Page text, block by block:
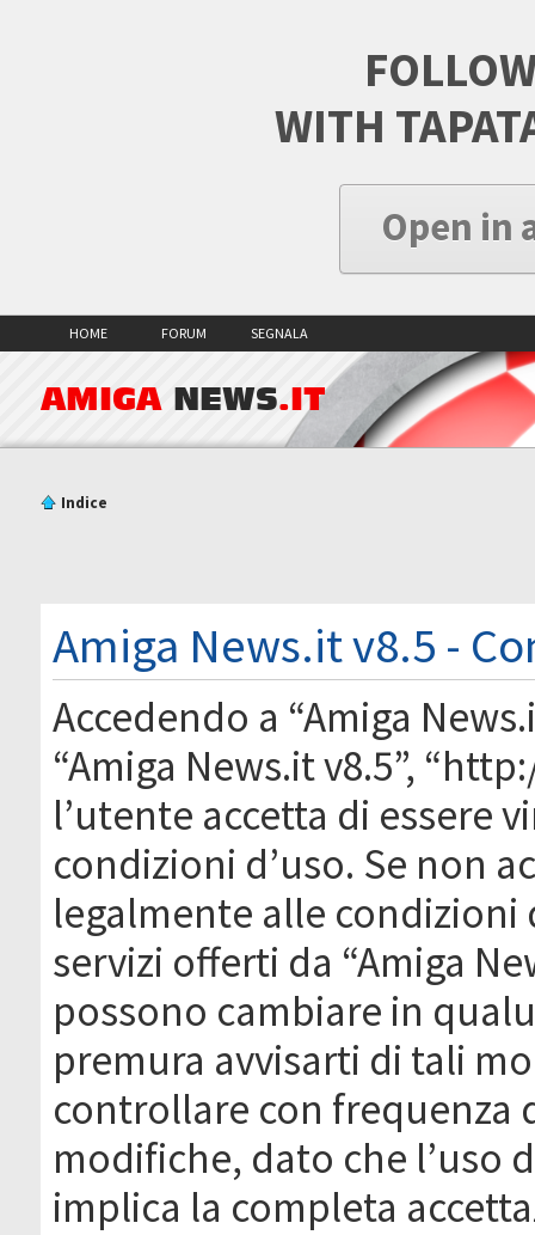
WITH
Open in
HOME FORUM SEGNALA
AMIGA NEWS.IT
Indice
Amiga News.it v8.5 -
Accedendo a “Amiga
“Amiga News.it v8.5”,
l’utente accetta di essere
condizioni d’uso. Se non
legalmente alle condizioni
servizi offerti da “Amiga
possono cambiare in
premura avvisarti di tali
controllare con frequenza
modifiche, dato che l’uso
implica la completa